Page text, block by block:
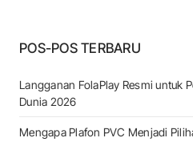
POS-POS TERBARU
Langganan FolaPlay Resmi untuk
Dunia 2026
Mengapa Plafon PVC Menjadi